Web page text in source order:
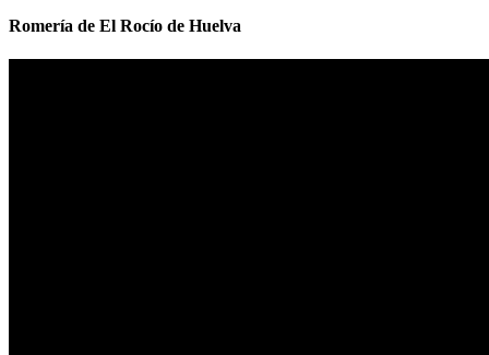
Romería de El Rocío de Huelva